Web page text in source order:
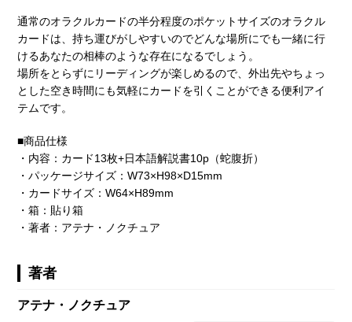
通常のオラクルカードの半分程度のポケットサイズのオラクル
カードは、持ち運びがしやすいのでどんな場所にでも一緒に行
けるあなたの相棒のような存在になるでしょう。
場所をとらずにリーディングが楽しめるので、外出先やちょっ
とした空き時間にも気軽にカードを引くことができる便利アイ
テムです。
■商品仕様
・内容：カード13枚+日本語解説書10p（蛇腹折）
・パッケージサイズ：W73×H98×D15mm
・カードサイズ：W64×H89mm
・箱：貼り箱
・著者：アテナ・ノクチュア
著者
アテナ・ノクチュア